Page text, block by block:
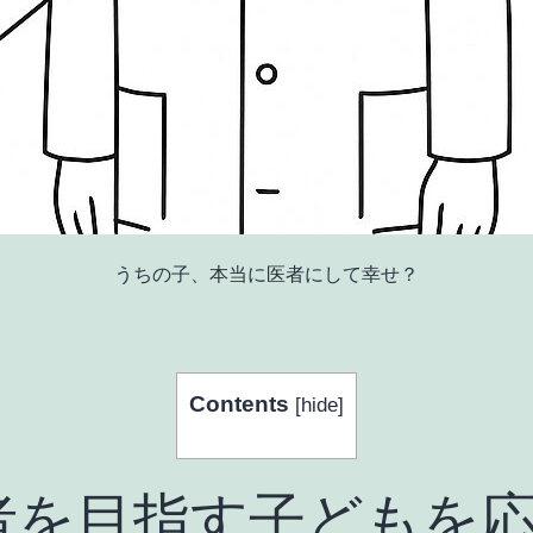
うちの子、本当に医者にして幸せ？
Contents [hide]
を目指す子どもを